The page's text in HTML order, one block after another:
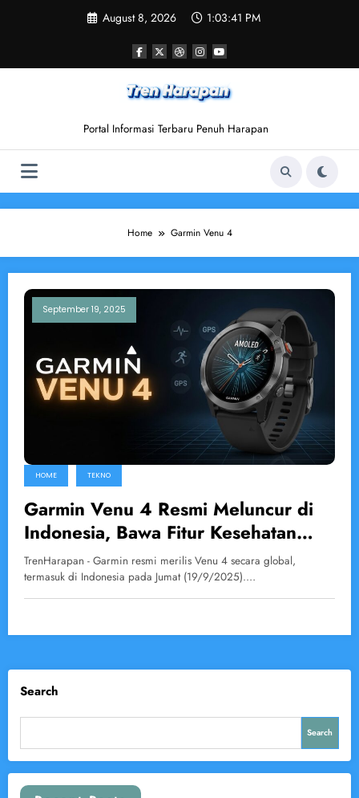
August 8, 2026 1:03:41 PM
Portal Informasi Terbaru Penuh Harapan
Home Garmin Venu 4
September 19, 2025
HOME TEKNO
Garmin Venu 4 Resmi Meluncur di
Indonesia, Bawa Fitur Kesehatan
Lebih Cerdas
TrenHarapan - Garmin resmi merilis Venu 4 secara global,
termasuk di Indonesia pada Jumat (19/9/2025).…
Search
Search